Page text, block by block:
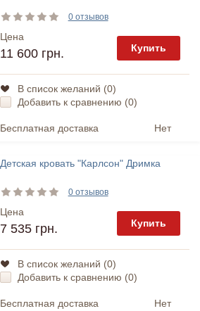
0 отзывов
Цена
11 600 грн. Купить
В список желаний (0)
Добавить к сравнению (0)
Бесплатная доставка Нет
Детская кровать "Карлсон" Дримка
0 отзывов
Цена
7 535 грн. Купить
В список желаний (0)
Добавить к сравнению (0)
Бесплатная доставка Нет